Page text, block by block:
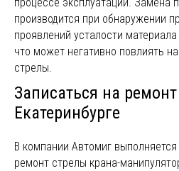
производится при обнаружении
проявлений усталости
что может негативно повлиять
стрелы.
Записаться на
Екатеринбурге
В компании Автомиг
ремонт стрелы крана-
ПОЛУЧИТЬ
БЕСПЛАТНУЮ
КОНСУЛЬТАЦИЮ
СПЕЦИАЛИСТА
Построить маршрут в картах